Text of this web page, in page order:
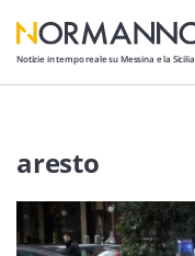
Notizie in tempo reale su Messina e la Sicilia
Politica
aresto